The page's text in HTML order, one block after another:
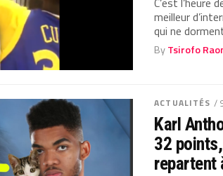
meilleur
qui ne
ByTsirofo
ACTUALITÉS /
Karl
32
repartent